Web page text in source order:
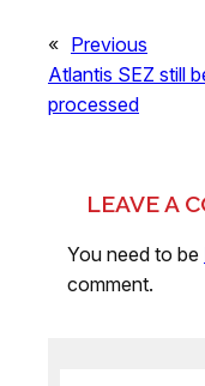
« Previous
Atlantis SEZ still
processed
LEAVE A
You need to be
comment.